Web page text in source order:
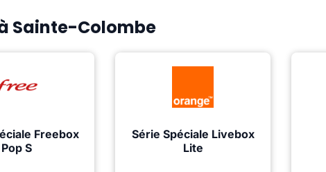
Sainte-Colombe
Freebox
Pop S
Série Spéciale Livebox
Lite